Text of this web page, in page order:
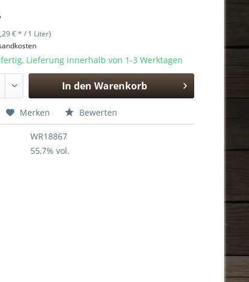
€ * / 1 Liter)
Lieferung innerhalb von 1-3 Werktagen
In den Warenkorb
Hinzugefügt
Merken Bewerten
WR18867
55,7% vol.